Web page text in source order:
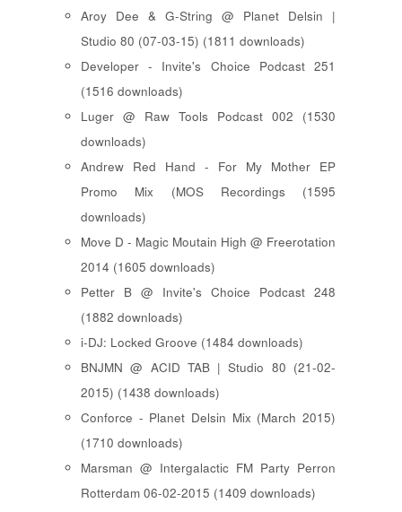
Aroy Dee & G-String @ Planet Delsin |
Studio 80 (07-03-15) (1811 downloads)
Developer - Invite's Choice Podcast 251
(1516 downloads)
Luger @ Raw Tools Podcast 002 (1530
downloads)
Andrew Red Hand - For My Mother EP
Promo Mix (MOS Recordings (1595
downloads)
Move D - Magic Moutain High @ Freerotation
2014 (1605 downloads)
Petter B @ Invite's Choice Podcast 248
(1882 downloads)
i-DJ: Locked Groove (1484 downloads)
BNJMN @ ACID TAB | Studio 80 (21-02-
2015) (1438 downloads)
Conforce - Planet Delsin Mix (March 2015)
(1710 downloads)
Marsman @ Intergalactic FM Party Perron
Rotterdam 06-02-2015 (1409 downloads)